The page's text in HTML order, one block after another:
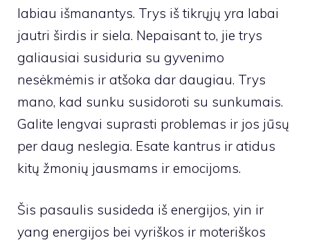
labiau išmanantys. Trys iš tikrųjų yra labai
jautri širdis ir siela. Nepaisant to, jie trys
galiausiai susiduria su gyvenimo
nesėkmėmis ir atšoka dar daugiau. Trys
mano, kad sunku susidoroti su sunkumais.
Galite lengvai suprasti problemas ir jos jūsų
per daug neslegia. Esate kantrus ir atidus
kitų žmonių jausmams ir emocijoms.
Šis pasaulis susideda iš energijos, yin ir
yang energijos bei vyriškos ir moteriškos